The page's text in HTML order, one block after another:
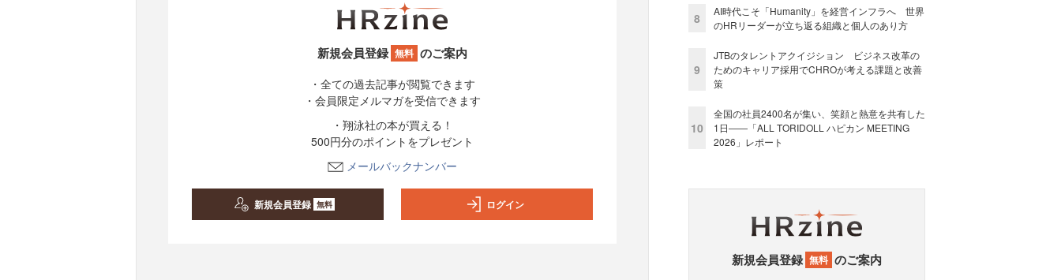
新規会員登録 無料 のご案内
・全ての過去記事が閲覧できます
・会員限定メルマガを受信できます
・翔泳社の本が買える！
500円分のポイントをプレゼント
メールバックナンバー
新規会員登録 無料 ログイン
8
AI時代こそ「Humanity」を経営インフラへ 世界
のHRリーダーが立ち返る組織と個人のあり方
9
JTBのタレントアクイジション ビジネス改革の
ためのキャリア採用でCHROが考える課題と改善
策
10
全国の社員2400名が集い、笑顔と熱意を共有した
1日――「ALL TORIDOLL ハピカン MEETING
2026」レポート
新規会員登録 無料 のご案内